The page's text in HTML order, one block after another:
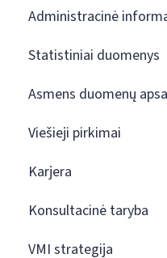
Administracinė
Statistiniai duomenys
Asmens duomenų
Viešieji pirkimai
Karjera
Konsultacinė taryba
VMI strategija